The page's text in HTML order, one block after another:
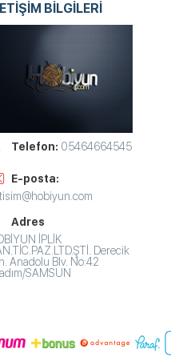
BİLGİLERİ
Telefon: 05464664545
E-posta:
Adres
İPLİK
Derecik
Anadolu Blv. No:42
SAMSUN